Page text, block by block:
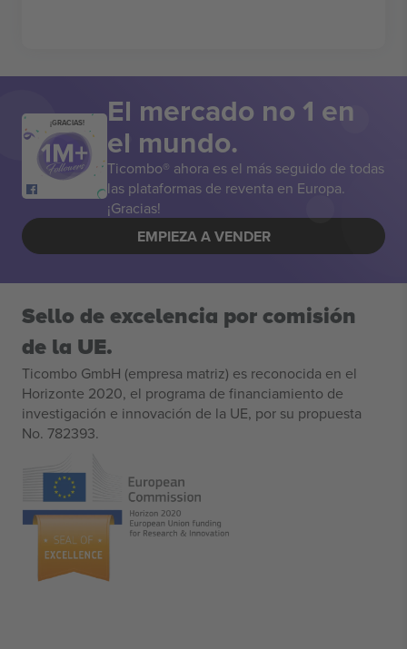
¡GRACIAS! El mercado no 1 en
el mundo.
Ticombo® ahora es el más seguido de todas
las plataformas de reventa en Europa.
¡Gracias!
EMPIEZA A VENDER
Sello de excelencia por comisión
de la UE.
Ticombo GmbH (empresa matriz) es reconocida en el
Horizonte 2020, el programa de financiamiento de
investigación e innovación de la UE, por su propuesta
No. 782393.